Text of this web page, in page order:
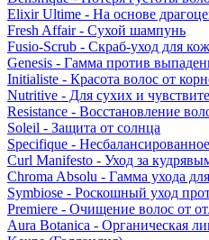
Elixir Ultime - На основе
Fresh Affair - Сухой шампунь
Fusio-Scrub - Скраб-уход для
Genesis - Гамма против
Initialiste - Красота волос от
Nutritive - Для сухих и
Resistance - Восстановление
Soleil - Защита от солнца
Specifique -
Curl Manifesto - Уход за
Chroma Absolu - Гамма ухода
Symbiose - Роскошный уход
Premiere - Очищение волос от
Aura Botanica - Органическая